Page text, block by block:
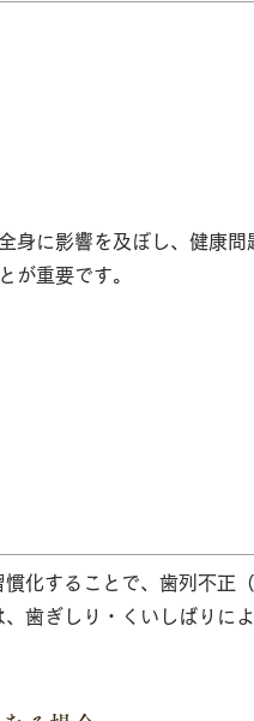
身に影響を及ぼし、健康問
が重要です。
化することで、歯列不正
歯ぎしり・くいしばりに